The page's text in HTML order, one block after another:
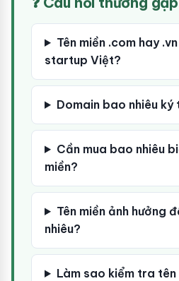
Tên miền .com hay
startup Việt?
Domain bao nhiêu ký
Cần mua bao nhiêu
miền?
Tên miền ảnh hưởng
nhiêu?
Làm sao kiểm tra tên